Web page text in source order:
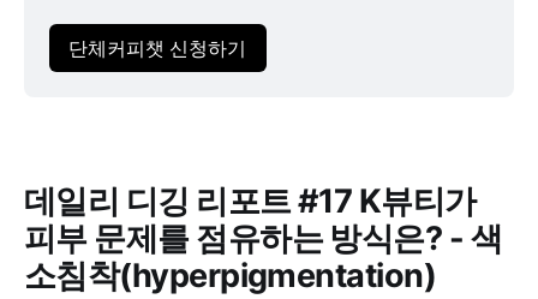
단체커피챗 신청하기
데일리 디깅 리포트 #17 K뷰티가
피부 문제를 점유하는 방식은? - 색
소침착(hyperpigmentation)